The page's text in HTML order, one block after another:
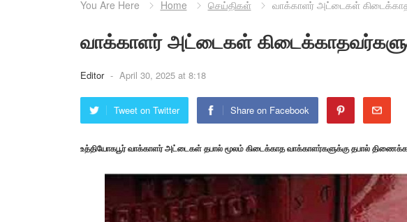
You Are Here Home செய்திகள் வாக்காளர் அட்டைகள்
வாக்காளர் அட்டைகள்
Editor - April 30, 2025 at 8:18
Tweet on Twitter Share on Facebook
உத்தியோகபூர் வாக்காளர் அட்டைகள் தபால் மூலம் கிடைக்காத வாக்காளர்களுக்கு தபால்